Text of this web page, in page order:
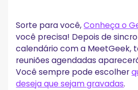
Sorte para você,Conheça o
você precisa! Depois de
calendário com a MeetGeek,
reuniões agendadas
Você sempre pode escolher
deseja que sejam gravadas.